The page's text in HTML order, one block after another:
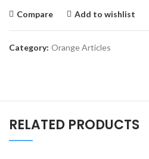
Compare Add to wishlist
Category: Orange Articles
RELATED PRODUCTS